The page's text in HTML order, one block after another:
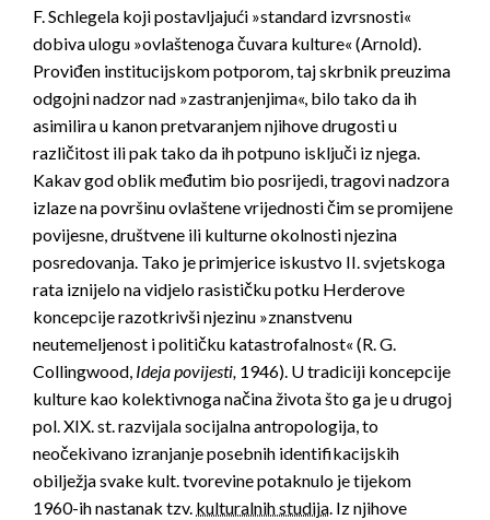
F. Schlegela koji postavljajući »standard izvrsnosti«
dobiva ulogu »ovlaštenoga čuvara kulture« (Arnold).
Proviđen institucijskom potporom, taj skrbnik preuzima
odgojni nadzor nad »zastranjenjima«, bilo tako da ih
asimilira u kanon pretvaranjem njihove drugosti u
različitost ili pak tako da ih potpuno isključi iz njega.
Kakav god oblik međutim bio posrijedi, tragovi nadzora
izlaze na površinu ovlaštene vrijednosti čim se promijene
povijesne, društvene ili kulturne okolnosti njezina
posredovanja. Tako je primjerice iskustvo II. svjetskoga
rata iznijelo na vidjelo rasističku potku Herderove
koncepcije razotkrivši njezinu »znanstvenu
neutemeljenost i političku katastrofalnost« (R. G.
Collingwood, Ideja povijesti, 1946). U tradiciji koncepcije
kulture kao kolektivnoga načina života što ga je u drugoj
pol. XIX. st. razvijala socijalna antropologija, to
neočekivano izranjanje posebnih identifikacijskih
obilježja svake kult. tvorevine potaknulo je tijekom
1960-ih nastanak tzv. kulturalnih studija . Iz njihove